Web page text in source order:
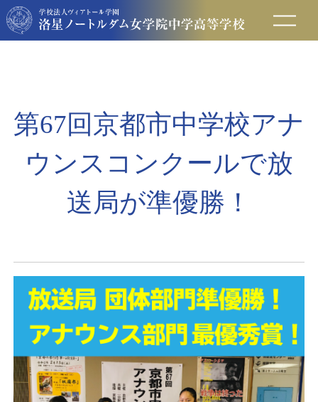
保護者の方へ
卒業生の方へ
入試情報
お問い合わせ
第67回京都市中学校アナ
ウンスコンクールで放
送局が準優勝！